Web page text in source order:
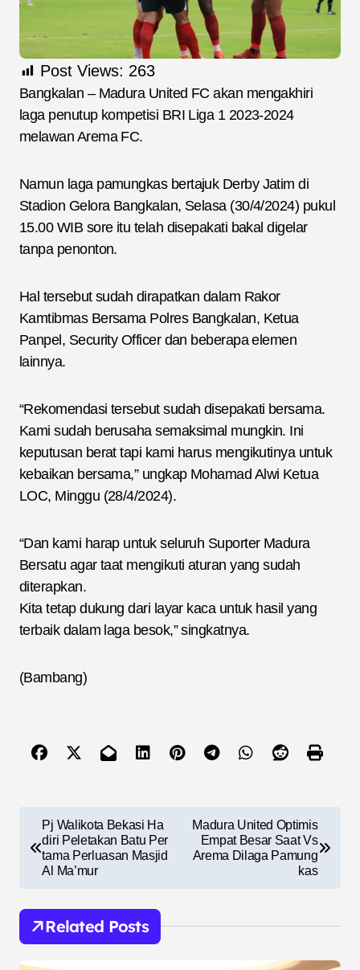
Post Views: 263
Bangkalan – Madura United FC akan mengakhiri
laga penutup kompetisi BRI Liga 1 2023-2024
melawan Arema FC.
Namun laga pamungkas bertajuk Derby Jatim di
Stadion Gelora Bangkalan, Selasa (30/4/2024) pukul
15.00 WIB sore itu telah disepakati bakal digelar
tanpa penonton.
Hal tersebut sudah dirapatkan dalam Rakor
Kamtibmas Bersama Polres Bangkalan, Ketua
Panpel, Security Officer dan beberapa elemen
lainnya.
“Rekomendasi tersebut sudah disepakati bersama.
Kami sudah berusaha semaksimal mungkin. Ini
keputusan berat tapi kami harus mengikutinya untuk
kebaikan bersama,” ungkap Mohamad Alwi Ketua
LOC, Minggu (28/4/2024).
“Dan kami harap untuk seluruh Suporter Madura
Bersatu agar taat mengikuti aturan yang sudah
diterapkan.
Kita tetap dukung dari layar kaca untuk hasil yang
terbaik dalam laga besok,” singkatnya.
(Bambang)
a
a
Pj Walikota Bekasi Ha
diri Peletakan Batu Per
tama Perluasan Masjid
Al Ma’mur
Madura United Optimis
Empat Besar Saat Vs
Arema Dilaga Pamung
kas
Related Posts